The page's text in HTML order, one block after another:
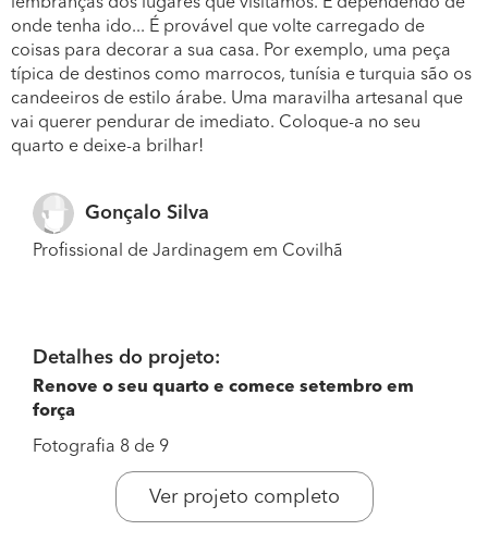
onde tenha ido... É provável que volte carregado de
coisas para decorar a sua casa. Por exemplo, uma peça
típica de destinos como marrocos, tunísia e turquia são os
candeeiros de estilo árabe. Uma maravilha artesanal que
vai querer pendurar de imediato. Coloque-a no seu
quarto e deixe-a brilhar!
Gonçalo Silva
Profissional de Jardinagem em Covilhã
Detalhes do projeto:
Renove o seu quarto e comece setembro em
força
Fotografia 8 de 9
Ver projeto completo